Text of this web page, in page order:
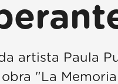
artista Paula
"La Memoria